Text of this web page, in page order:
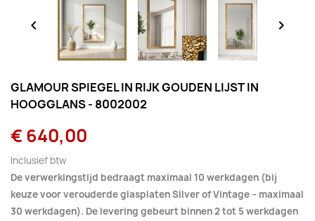
 
GLAMOUR SPIEGEL IN RIJK GOUDEN LIJST IN
HOOGGLANS - 8002002
€ 640,00
Inclusief btw
De verwerkingstijd bedraagt maximaal 10 werkdagen (bij
keuze voor verouderde glasplaten Silver of Vintage – maximaal
30 werkdagen). De levering gebeurt binnen 2 tot 5 werkdagen